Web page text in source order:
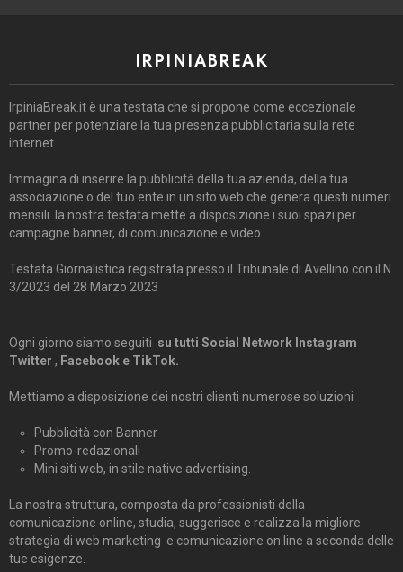
IRPINIABREAK
IrpiniaBreak.it è una testata che si propone come eccezionale
partner per potenziare la tua presenza pubblicitaria sulla rete
internet.
Immagina di inserire la pubblicità della tua azienda, della tua
associazione o del tuo ente in un sito web che genera questi numeri
mensili. la nostra testata mette a disposizione i suoi spazi per
campagne banner, di comunicazione e video.
Testata Giornalistica registrata presso il Tribunale di Avellino con il N.
3/2023 del 28 Marzo 2023
Ogni giorno siamo seguiti su tutti Social Network Instagram
Twitter , Facebook e TikTok.
Mettiamo a disposizione dei nostri clienti numerose soluzioni
Pubblicità con Banner
Promo-redazionali
Mini siti web, in stile native advertising.
La nostra struttura, composta da professionisti della
comunicazione online, studia, suggerisce e realizza la migliore
strategia di web marketing e comunicazione on line a seconda delle
tue esigenze.